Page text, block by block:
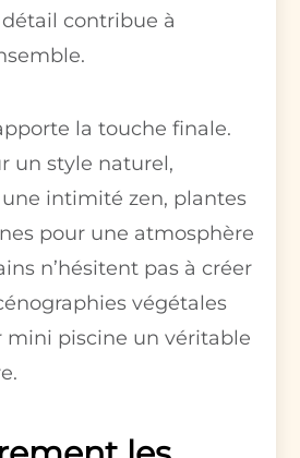
contribue à
la touche finale.
un style naturel,
intimité zen, plantes
pour une atmosphère
n’hésitent pas à créer
végétales
mini piscine un véritable